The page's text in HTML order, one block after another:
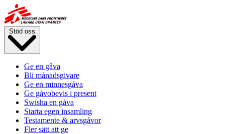
Hoppa
till
huvudinnehåll
Stöd oss
Ge en gåva
Bli månadsgivare
Ge en minnesgåva
Ge gåvobevis i present
Swisha en gåva
Starta egen insamling
Testamente & arvsgåvor
Fler sätt att ge